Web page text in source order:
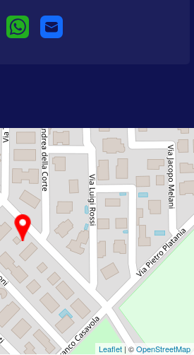
Leaflet | ©OpenStreetMap